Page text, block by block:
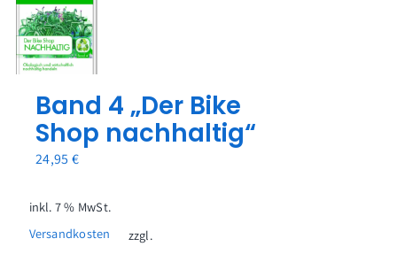
Band 4 „Der Bike
Shop nachhaltig“
24,95 €
inkl. 7 % MwSt.
zzgl.
Versandkosten